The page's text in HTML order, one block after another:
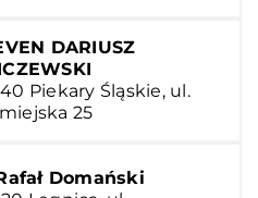
DARIUSZ
Piekary Śląskie, ul.
25
Domański